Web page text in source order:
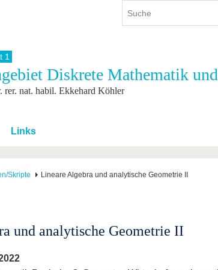
International
Internationales Profil
Mit der BTU ins Ausland
Für internationale
Studierende
Kontakt
Weiterbildung
1
Diskrete Mathematik
rer. nat. habil. Ekkehard Köhler
Links
Skripte Lineare Algebra und analytische Geometrie II
und analytische Geometrie II